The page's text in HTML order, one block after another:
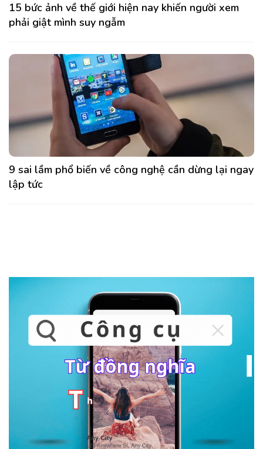
15 bức ảnh về thế giới hiện nay khiến người xem
phải giật mình suy ngẫm
9 sai lầm phổ biến về công nghệ cần dừng lại ngay
lập tức